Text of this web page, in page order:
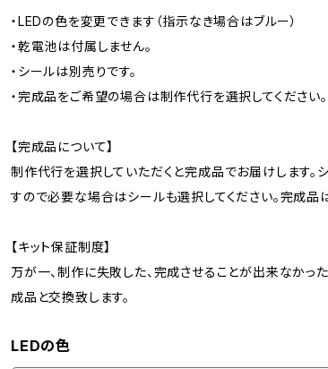
・LEDの色を変更できます（指示なき場合はブルー）
・乾電池は付属しません。
・シールは別売りです。
・完成品をご希望の場合は制作代行を選択してください。
【完成品について】
制作代行を選択していただくと完成品でお届けします。
すので必要な場合はシールも選択してください。完成品
【キット保証制度】
万が一、制作に失敗した、完成させることが出来なかっ
成品と交換致します。
LEDの色